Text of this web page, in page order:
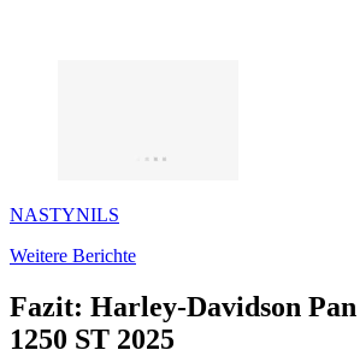
NASTYNILS
Weitere Berichte
Fazit: Harley-Davidson
1250 ST 2025